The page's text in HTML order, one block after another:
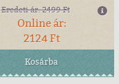
Eredeti ár:2499 Ft
Online ár:
2124 Ft
Kosárba